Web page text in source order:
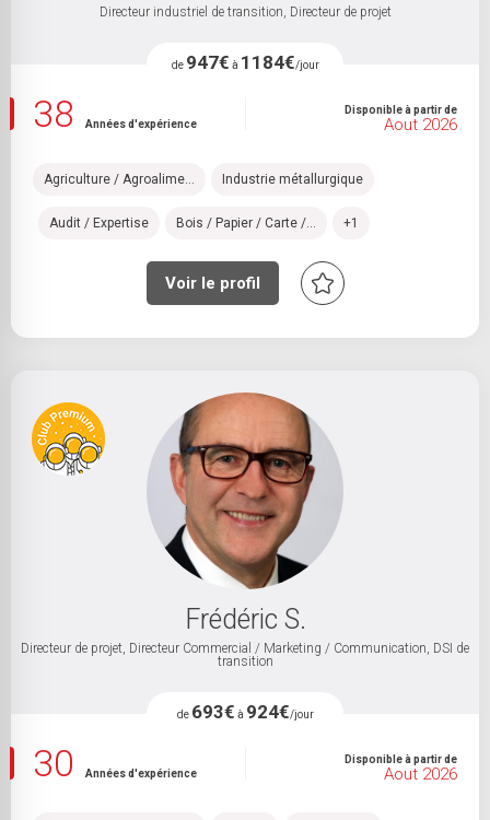
Directeur industriel de transition, Directeur de projet
de 947€ à 1184€/jour
38 Années d'expérience
Disponible à partir de
Aout 2026
Agriculture / Agroalime... Industrie métallurgique
Audit / Expertise Bois / Papier / Carte /... +1
Voir le profil
Frédéric S.
Directeur de projet, Directeur Commercial / Marketing / Communication, DSI de
transition
de 693€ à 924€/jour
30 Années d'expérience
Disponible à partir de
Aout 2026